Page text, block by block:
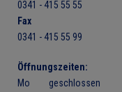
0341 - 415 55 55
Fax
0341 - 415 55 99
Öffnungszeiten:
Mo geschlossen